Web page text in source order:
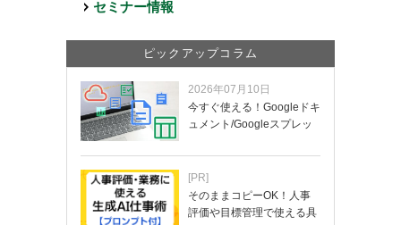
セミナー情報
ピックアップコラム
2026年07月10日
今すぐ使える！Googleドキ
ュメント/Googleスプレッ
[PR]
そのままコピーOK！人事
評価や目標管理で使える具